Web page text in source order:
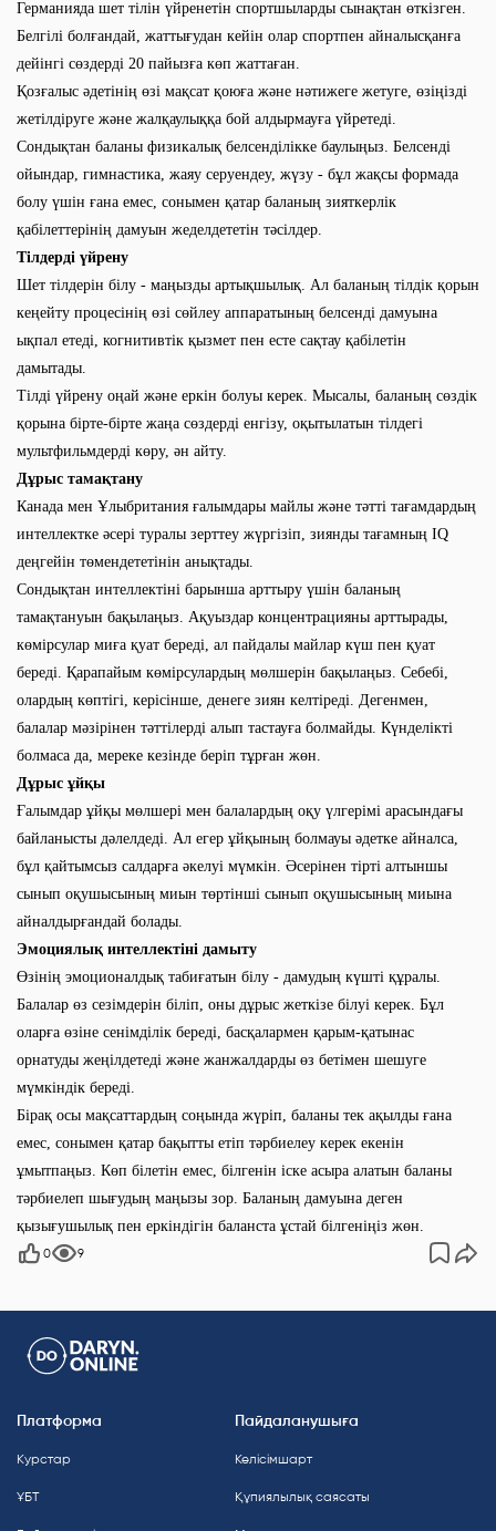
Германияда шет тілін үйренетін спортшыларды сынақтан өткізген.
Белгілі болғандай, жаттығудан кейін олар спортпен айналысқанға
дейінгі сөздерді 20 пайызға көп жаттаған.
Қозғалыс әдетінің өзі мақсат қоюға және нәтижеге жетуге, өзіңізді
жетілдіруге және жалқаулыққа бой алдырмауға үйретеді.
Сондықтан баланы физикалық белсенділікке баулыңыз. Белсенді
ойындар, гимнастика, жаяу серуендеу, жүзу - бұл жақсы формада
болу үшін ғана емес, сонымен қатар баланың зияткерлік
қабілеттерінің дамуын жеделдететін тәсілдер.
Тілдерді үйрену
Шет тілдерін білу - маңызды артықшылық. Ал баланың тілдік қорын
кеңейту процесінің өзі сөйлеу аппаратының белсенді дамуына
ықпал етеді, когнитивтік қызмет пен есте сақтау қабілетін
дамытады.
Тілді үйрену оңай және еркін болуы керек. Мысалы, баланың сөздік
қорына бірте-бірте жаңа сөздерді енгізу, оқытылатын тілдегі
мультфильмдерді көру, ән айту.
Дұрыс тамақтану
Канада мен Ұлыбритания ғалымдары майлы және тәтті тағамдардың
интеллектке әсері туралы зерттеу жүргізіп, зиянды тағамның IQ
деңгейін төмендететінін анықтады.
Сондықтан интеллектіні барынша арттыру үшін баланың
тамақтануын бақылаңыз. Ақуыздар концентрацияны арттырады,
көмірсулар миға қуат береді, ал пайдалы майлар күш пен қуат
береді. Қарапайым көмірсулардың мөлшерін бақылаңыз. Себебі,
олардың көптігі, керісінше, денеге зиян келтіреді. Дегенмен,
балалар мәзірінен тәттілерді алып тастауға болмайды. Күнделікті
болмаса да, мереке кезінде беріп тұрған жөн.
Дұрыс ұйқы
Ғалымдар ұйқы мөлшері мен балалардың оқу үлгерімі арасындағы
байланысты дәлелдеді. Ал егер ұйқының болмауы әдетке айналса,
бұл қайтымсыз салдарға әкелуі мүмкін. Әсерінен тірті алтыншы
сынып оқушысының миын төртінші сынып оқушысының миына
айналдырғандай болады.
Эмоциялық интеллектіні дамыту
Өзінің эмоционалдық табиғатын білу - дамудың күшті құралы.
Балалар өз сезімдерін біліп, оны дұрыс жеткізе білуі керек. Бұл
оларға өзіне сенімділік береді, басқалармен қарым-қатынас
орнатуды жеңілдетеді және жанжалдарды өз бетімен шешуге
мүмкіндік береді.
Бірақ осы мақсаттардың соңында жүріп, баланы тек ақылды ғана
емес, сонымен қатар бақытты етіп тәрбиелеу керек екенін
ұмытпаңыз. Көп білетін емес, білгенін іске асыра алатын баланы
тәрбиелеп шығудың маңызы зор. Баланың дамуына деген
қызығушылық пен еркіндігін баланста ұстай білгеніңіз жөн.
0 9
Платформа
Курстар
ҰБТ
Пайдаланушыға
Келісімшарт
Құпиялылық саясаты